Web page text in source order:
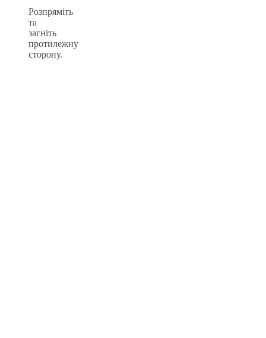
Розпряміть
та
загніть
протилежну
сторону.